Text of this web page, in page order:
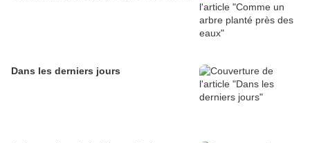
Dans les derniers jours